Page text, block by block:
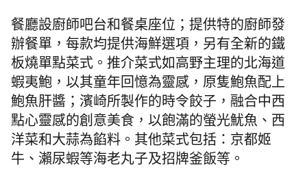
餐廳設廚師吧台和餐桌座位 ；提供特的廚師發
辦餐單，每款均提供海鮮選項，另有全新的鐵
板燒單點菜式。推介菜式如 高野主理的北海道
蝦夷鮑，以其童年回憶為靈感，原隻鮑魚配上
鮑魚肝醬； 濱崎所製作的時令餃子， 融合中西
點心靈感的創意美食，以飽滿的螢光魷魚、 西
洋菜和大蒜為餡料 。其他菜式包括：京都姬
牛、瀨尿蝦等海老丸子及招牌釜飯等。